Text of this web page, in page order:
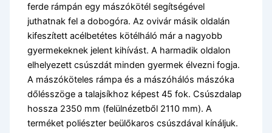
ferde rámpán egy mászókötél segítségével
juthatnak fel a dobogóra. Az ovivár másik oldalán
kifeszített acélbetétes kötélháló már a nagyobb
gyermekeknek jelent kihívást. A harmadik oldalon
elhelyezett csúszdát minden gyermek élvezni fogja.
A mászóköteles rámpa és a mászóhálós mászóka
dőlésszöge a talajsíkhoz képest 45 fok. Csúszdalap
hossza 2350 mm (felülnézetből 2110 mm). A
terméket poliészter beülőkaros csúszdával kínáljuk.